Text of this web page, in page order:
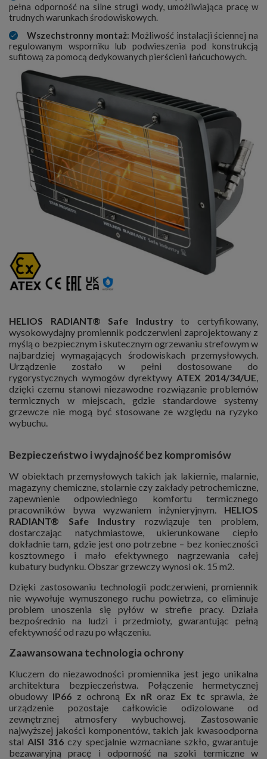
pełna odporność na silne strugi wody, umożliwiająca pracę w
trudnych warunkach środowiskowych.
Wszechstronny montaż: Możliwość instalacji ściennej na
regulowanym wsporniku lub podwieszenia pod konstrukcją
sufitową za pomocą dedykowanych pierścieni łańcuchowych.
HELIOS RADIANT® Safe Industry to certyfikowany,
wysokowydajny promiennik podczerwieni zaprojektowany z
myślą o bezpiecznym i skutecznym ogrzewaniu strefowym w
najbardziej wymagających środowiskach przemysłowych.
Urządzenie zostało w pełni dostosowane do
rygorystycznych wymogów dyrektywy ATEX 2014/34/UE,
dzięki czemu stanowi niezawodne rozwiązanie problemów
termicznych w miejscach, gdzie standardowe systemy
grzewcze nie mogą być stosowane ze względu na ryzyko
wybuchu.
Bezpieczeństwo i wydajność bez kompromisów
W obiektach przemysłowych takich jak lakiernie, malarnie,
magazyny chemiczne, stolarnie czy zakłady petrochemiczne,
zapewnienie odpowiedniego komfortu termicznego
pracowników bywa wyzwaniem inżynieryjnym. HELIOS
RADIANT® Safe Industry rozwiązuje ten problem,
dostarczając natychmiastowe, ukierunkowane ciepło
dokładnie tam, gdzie jest ono potrzebne – bez konieczności
kosztownego i mało efektywnego nagrzewania całej
kubatury budynku. Obszar grzewczy wynosi ok. 15 m2.
Dzięki zastosowaniu technologii podczerwieni, promiennik
nie wywołuje wymuszonego ruchu powietrza, co eliminuje
problem unoszenia się pyłów w strefie pracy. Działa
bezpośrednio na ludzi i przedmioty, gwarantując pełną
efektywność od razu po włączeniu.
Zaawansowana technologia ochrony
Kluczem do niezawodności promiennika jest jego unikalna
architektura bezpieczeństwa. Połączenie hermetycznej
obudowy IP66 z ochroną Ex nRoraz Ex tc sprawia, że
urządzenie pozostaje całkowicie odizolowane od
zewnętrznej atmosfery wybuchowej. Zastosowanie
najwyższej jakości komponentów, takich jak kwasoodporna
stalAISI 316 czy specjalnie wzmacniane szkło, gwarantuje
bezawaryjną pracę i odporność na szoki termiczne w